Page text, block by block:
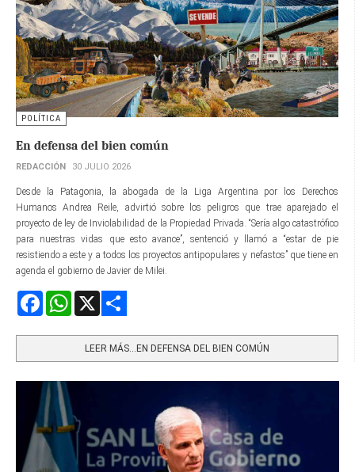
POLÍTICA
En defensa del bien común
REDACCIÓN 30 JULIO 2026
Desde la Patagonia, la abogada de la Liga Argentina por los Derechos
Humanos Andrea Reile, advirtió sobre los peligros que trae aparejado el
proyecto de ley de Inviolabilidad de la Propiedad Privada. “Sería algo catastrófico
para nuestras vidas que esto avance”, sentenció y llamó a “estar de pie
resistiendo a este y a todos los proyectos antipopulares y nefastos” que tiene en
agenda el gobierno de Javier de Milei.
FacebookWhatsApp
LEER MÁS…EN DEFENSA DEL BIEN COMÚN